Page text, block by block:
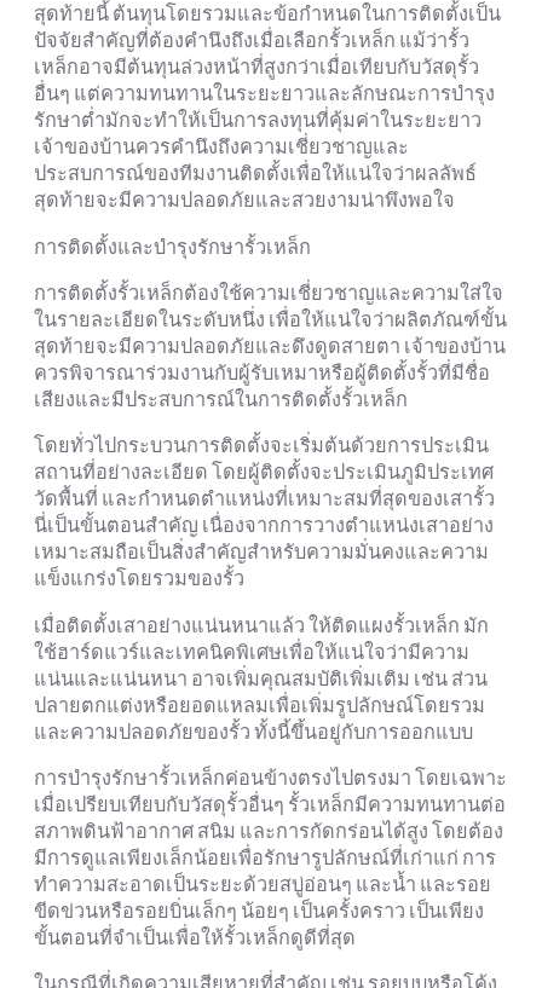
สุดท้ายนี้ ต้นทุนโดยรวมและข้อกำหนดในการติดตั้งเป็น
ปัจจัยสำคัญที่ต้องคำนึงถึงเมื่อเลือกรั้วเหล็ก แม้ว่ารั้ว
เหล็กอาจมีต้นทุนล่วงหน้าที่สูงกว่าเมื่อเทียบกับวัสดุรั้ว
อื่นๆ แต่ความทนทานในระยะยาวและลักษณะการบำรุง
รักษาต่ำมักจะทำให้เป็นการลงทุนที่คุ้มค่าในระยะยาว
เจ้าของบ้านควรคำนึงถึงความเชี่ยวชาญและ
ประสบการณ์ของทีมงานติดตั้งเพื่อให้แน่ใจว่าผลลัพธ์
สุดท้ายจะมีความปลอดภัยและสวยงามน่าพึงพอใจ
การติดตั้งและบำรุงรักษารั้วเหล็ก
การติดตั้งรั้วเหล็กต้องใช้ความเชี่ยวชาญและความใส่ใจ
ในรายละเอียดในระดับหนึ่ง เพื่อให้แน่ใจว่าผลิตภัณฑ์ขั้น
สุดท้ายจะมีความปลอดภัยและดึงดูดสายตา เจ้าของบ้าน
ควรพิจารณาร่วมงานกับผู้รับเหมาหรือผู้ติดตั้งรั้วที่มีชื่อ
เสียงและมีประสบการณ์ในการติดตั้งรั้วเหล็ก
โดยทั่วไปกระบวนการติดตั้งจะเริ่มต้นด้วยการประเมิน
สถานที่อย่างละเอียด โดยผู้ติดตั้งจะประเมินภูมิประเทศ
วัดพื้นที่ และกำหนดตำแหน่งที่เหมาะสมที่สุดของเสารั้ว
นี่เป็นขั้นตอนสำคัญ เนื่องจากการวางตำแหน่งเสาอย่าง
เหมาะสมถือเป็นสิ่งสำคัญสำหรับความมั่นคงและความ
แข็งแกร่งโดยรวมของรั้ว
เมื่อติดตั้งเสาอย่างแน่นหนาแล้ว ให้ติดแผงรั้วเหล็ก มัก
ใช้ฮาร์ดแวร์และเทคนิคพิเศษเพื่อให้แน่ใจว่ามีความ
แน่นและแน่นหนา อาจเพิ่มคุณสมบัติเพิ่มเติม เช่น ส่วน
ปลายตกแต่งหรือยอดแหลมเพื่อเพิ่มรูปลักษณ์โดยรวม
และความปลอดภัยของรั้ว ทั้งนี้ขึ้นอยู่กับการออกแบบ
การบำรุงรักษารั้วเหล็กค่อนข้างตรงไปตรงมา โดยเฉพาะ
เมื่อเปรียบเทียบกับวัสดุรั้วอื่นๆ รั้วเหล็กมีความทนทานต่อ
สภาพดินฟ้าอากาศ สนิม และการกัดกร่อนได้สูง โดยต้อง
มีการดูแลเพียงเล็กน้อยเพื่อรักษารูปลักษณ์ที่เก่าแก่ การ
ทำความสะอาดเป็นระยะด้วยสบู่อ่อนๆ และน้ำ และรอย
ขีดข่วนหรือรอยบิ่นเล็กๆ น้อยๆ เป็นครั้งคราว เป็นเพียง
ขั้นตอนที่จำเป็นเพื่อให้รั้วเหล็กดูดีที่สุด